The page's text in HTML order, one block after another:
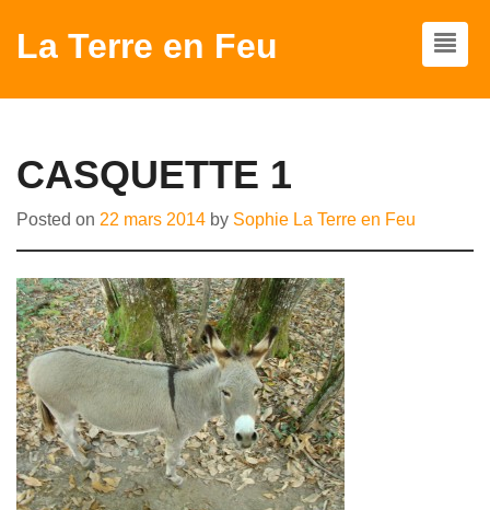
La Terre en Feu
CASQUETTE 1
Posted on 22 mars 2014 by Sophie La Terre en Feu